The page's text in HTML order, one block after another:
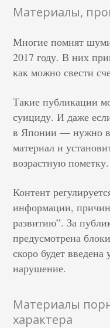
Материалы,
Многие помнят
2017 году. В них
как можно свести
Такие публикации
суициду. И даже
в Японии — нужно
материал и
возрастную пометку.
Контент
информации,
развитию”. За
предусмотрена
скоро будет введена
нарушение.
Материалы
характера